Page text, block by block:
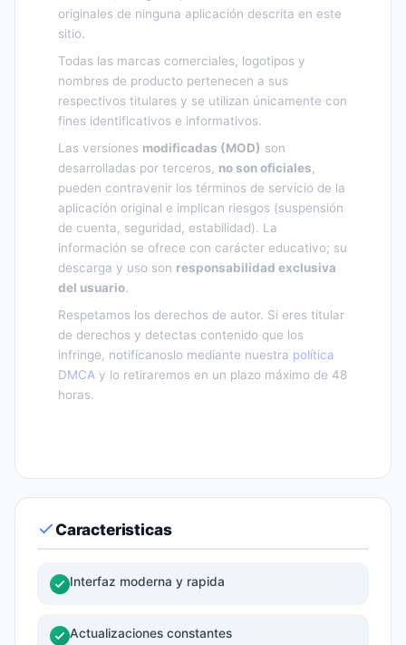
originales de ninguna aplicación descrita en este
sitio.
Todas las marcas comerciales, logotipos y
nombres de producto pertenecen a sus
respectivos titulares y se utilizan únicamente con
fines identificativos e informativos.
Las versiones modificadas (MOD) son
desarrolladas por terceros, no son oficiales
pueden contravenir los términos de servicio de la
aplicación original e implican riesgos (suspensión
de cuenta, seguridad, estabilidad). La
información se ofrece con carácter educativo; su
descarga y uso son responsabilidad exclusiva
del usuario.
Respetamos los derechos de autor. Si eres titular
de derechos y detectas contenido que los
infringe, notifícanoslo mediante nuestra política
DMCA y lo retiraremos en un plazo máximo de 48
horas.
Caracteristicas
Interfaz moderna y rapida
Actualizaciones constantes